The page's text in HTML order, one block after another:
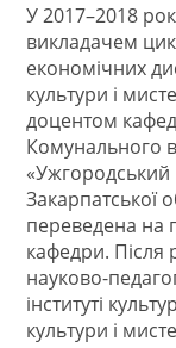
У 2017–2018
викладачем
економічних
культури і
доцентом
Комунального
«Ужгородський
Закарпатської
переведена на
кафедри. Після
науково-
інституті
культури і